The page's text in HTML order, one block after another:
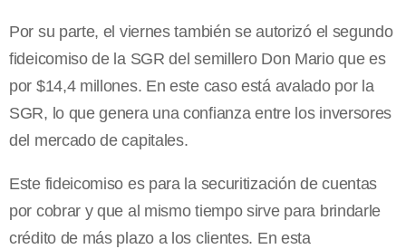
Por su parte, el viernes también se autorizó el segundo
fideicomiso de la SGR del semillero Don Mario que es
por $14,4 millones. En este caso está avalado por la
SGR, lo que genera una confianza entre los inversores
del mercado de capitales.
Este fideicomiso es para la securitización de cuentas
por cobrar y que al mismo tiempo sirve para brindarle
crédito de más plazo a los clientes. En esta